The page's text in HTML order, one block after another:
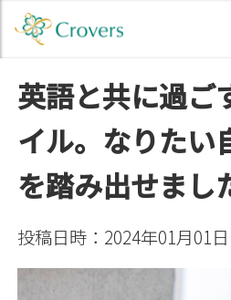
英語と共に過ご
イル。なりたい
を踏み出せまし
投稿日時：2024年01月01日